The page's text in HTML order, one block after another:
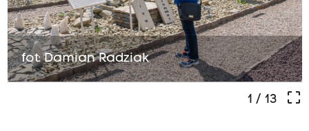
fot: Damian Radziak
crop_free
1 / 13